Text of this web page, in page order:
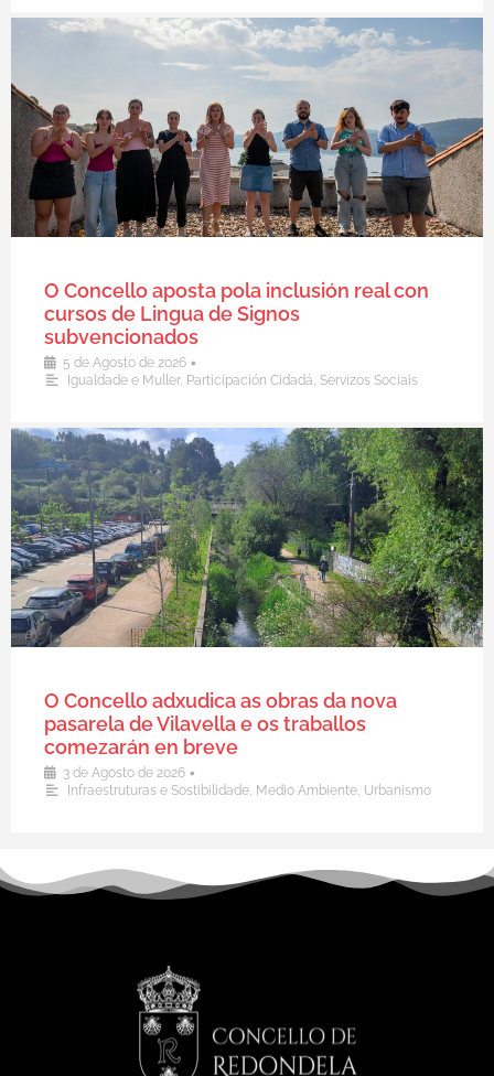
O Concello aposta pola inclusión real con
cursos de Lingua de Signos
subvencionados
5 de Agosto de 2026 •
Igualdade e Muller, Participación Cidadá Servizos Sociais
O Concello adxudica as obras da nova
pasarela de Vilavella e os traballos
comezarán en breve
3 de Agosto de 2026 •
Infraestruturas e Sostibilidade Medio Ambiente Urbanismo